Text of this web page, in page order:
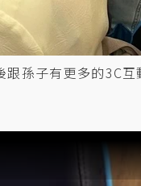
孫子有更多的3C互